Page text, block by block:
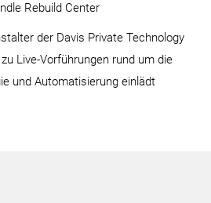
Rebuild Center
der Davis Private Technology
Live-Vorführungen rund um die
und Automatisierung einlädt